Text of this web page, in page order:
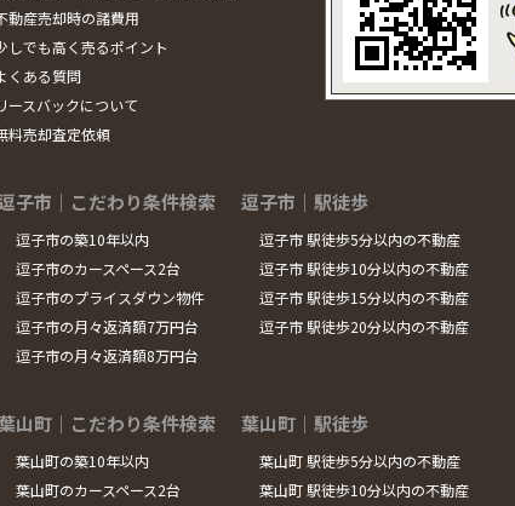
動産売却時の諸費用
しでも高く売るポイント
くある質問
ースバックについて
料売却査定依頼
子市｜こだわり条件検索
逗子市の築10年以内
逗子市のカースペース2台
逗子市のプライスダウン物件
逗子市の月々返済額7万円台
逗子市の月々返済額8万円台
逗子市｜駅徒歩
逗子市 駅徒歩5分以内の不動産
逗子市 駅徒歩10分以内の不動産
逗子市 駅徒歩15分以内の不動産
逗子市 駅徒歩20分以内の不動産
山町｜こだわり条件検索
葉山町の築10年以内
葉山町のカースペース2台
葉山町｜駅徒歩
葉山町 駅徒歩5分以内の不動産
葉山町 駅徒歩10分以内の不動産